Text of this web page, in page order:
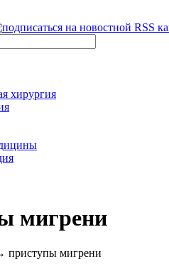
хирургия
мигрени
приступы мигрени